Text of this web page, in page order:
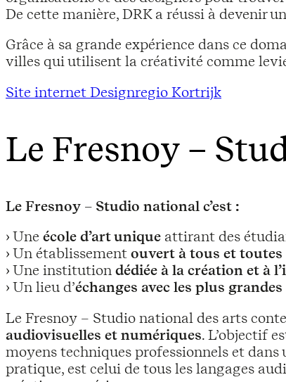
De cette manière, DRK a réussi à devenir
Grâce à sa grande expérience dans ce
villes qui utilisent la créativité comme
Site internet Designregio Kortrijk
Le Fresnoy –
Le Fresnoy – Studio national c’est :
› Une école d’art unique attirant des
› Un établissement ouvert à tous et toutes
› Une institution dédiée à la création et à
› Un lieu d’échanges avec les plus
Le Fresnoy – Studio national des arts
audiovisuelles et numériques. L’objectif
moyens techniques professionnels et
pratique, est celui de tous les langages